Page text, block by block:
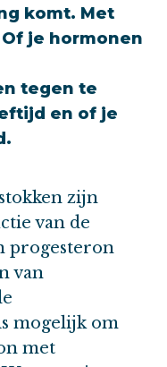
komt. Met
je hormonen
tegen te
en of je
zijn
van de
progesteron
van
mogelijk om
met